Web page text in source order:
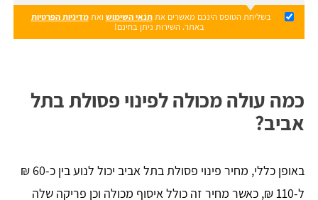
בשליחת הטופס הינכם מאשרים אתתנאי השימוש ואתמדיניות הפרטיות
באתר. השירות ניתן בחינם!
כמה עולה מכולה לפינוי פסולת בתל
אביב?
באופן כללי, מחיר פינוי פסולת בתל אביב יכול לנוע בין כ-60 ₪
ל-110 ₪, כאשר מחיר זה כולל איסוף מכולה וכן פריקה שלה